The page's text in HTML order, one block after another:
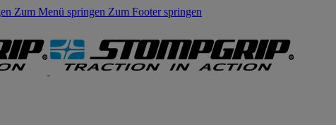
Zum Menü springen Zum Footer springen